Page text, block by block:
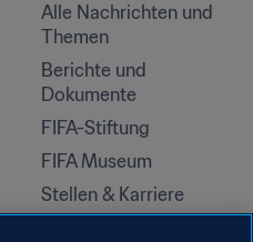
Alle Nachrichten und
Themen
Berichte und
Dokumente
FIFA-Stiftung
FIFA Museum
Stellen & Karriere